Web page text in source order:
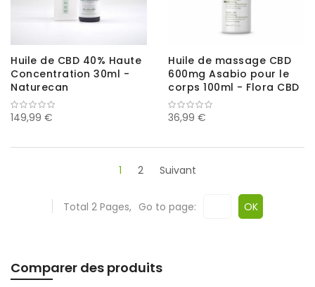
Huile de CBD 40% Haute
Concentration 30ml -
Naturecan
149,99 €
Huile de massage CBD
600mg Asabio pour le
corps 100ml - Flora CBD
36,99 €
1 2 Suivant
Total 2 Pages, Go to page: OK
Comparer des produits